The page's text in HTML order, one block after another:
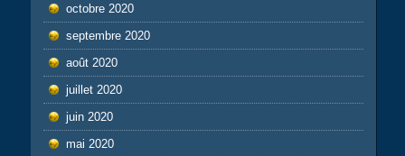
octobre 2020
septembre 2020
août 2020
juillet 2020
juin 2020
mai 2020